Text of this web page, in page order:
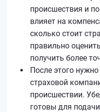
происшествия и
влияет на
сколько стоит
правильно
получить более
После этого
страховой
происшествии.
готовы для